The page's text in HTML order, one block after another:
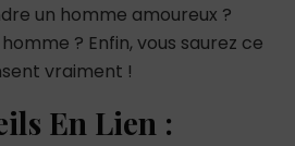
un homme amoureux ?
? Enfin, vous saurez ce
vraiment !
En Lien :